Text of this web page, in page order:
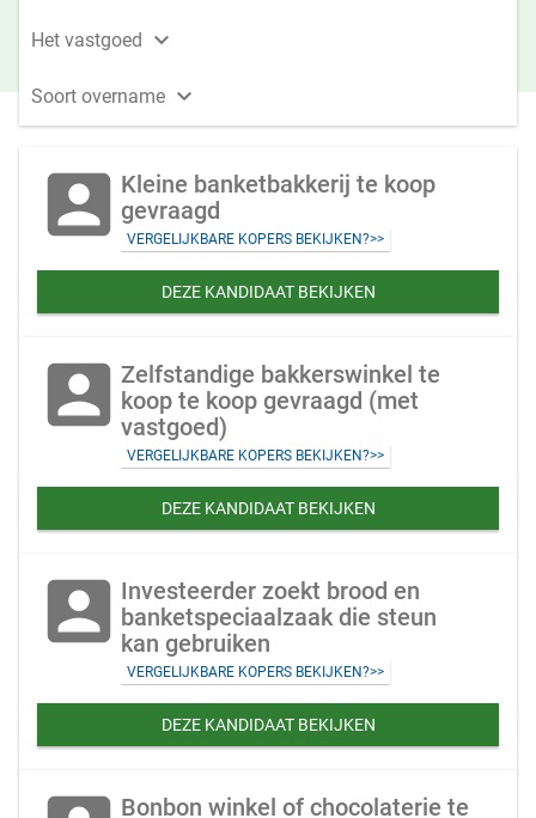
Het vastgoed 
Soort overname 
account_box Kleine banketbakkerij te koop
gevraagd
VERGELIJKBARE KOPERS BEKIJKEN?>>
DEZE KANDIDAAT BEKIJKEN
account_box Zelfstandige bakkerswinkel te
koop te koop gevraagd (met
vastgoed)
VERGELIJKBARE KOPERS BEKIJKEN?>>
DEZE KANDIDAAT BEKIJKEN
account_box Investeerder zoekt brood en
banketspeciaalzaak die steun
kan gebruiken
VERGELIJKBARE KOPERS BEKIJKEN?>>
DEZE KANDIDAAT BEKIJKEN
Bonbon winkel of chocolaterie te